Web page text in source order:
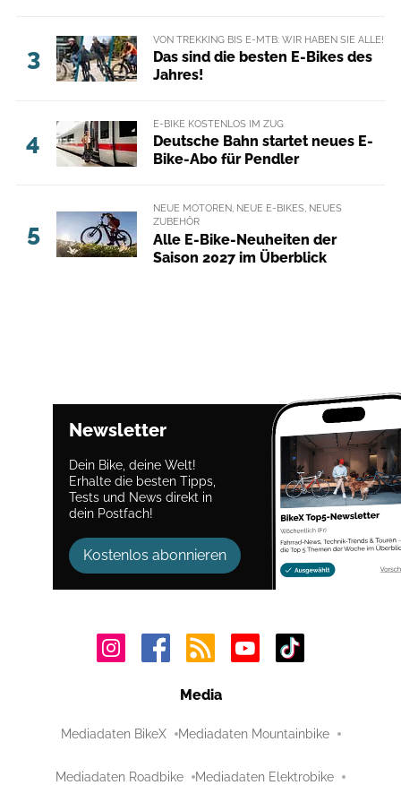
3
VON TREKKING BIS E-MTB: WIR HABEN SIE ALLE!
Das sind die besten E-Bikes des
Jahres!
4
E-BIKE KOSTENLOS IM ZUG
Deutsche Bahn startet neues E-
Bike-Abo für Pendler
5
NEUE MOTOREN, NEUE E-BIKES, NEUES
ZUBEHÖR
Alle E-Bike-Neuheiten der
Saison 2027 im Überblick
Newsletter
Dein Bike, deine Welt!
Erhalte die besten Tipps,
Tests und News direkt in
dein Postfach!
Kostenlos abonnieren
Media
Mediadaten BikeX Mediadaten Mountainbike
Mediadaten Roadbike Mediadaten Elektrobike